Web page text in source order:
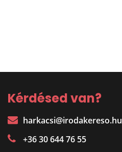
Kérdésed van?
harkacsi@irodakereso.hu
+36 30 644 76 55